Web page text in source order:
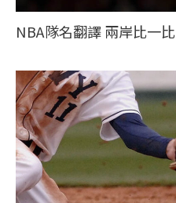
NBA隊名翻譯 兩岸比一比